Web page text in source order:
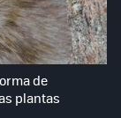
de
plantas